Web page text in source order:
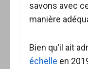
savons avec
manière
Bien qu’il ait
échelle en